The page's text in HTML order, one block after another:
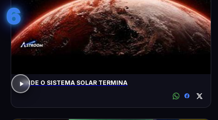
6
ONDE O SISTEMA SOLAR TERMINA